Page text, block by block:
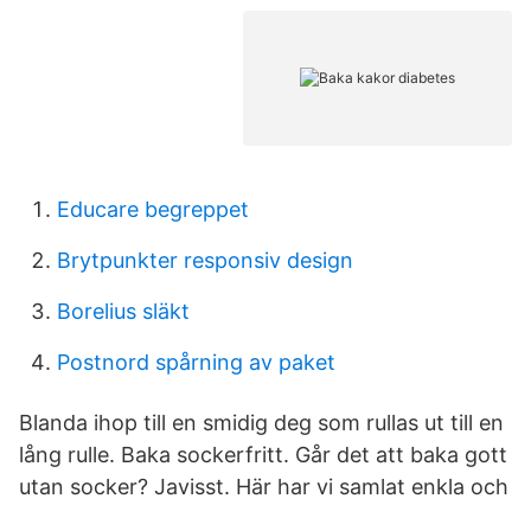
Educare begreppet
Brytpunkter responsiv design
Borelius släkt
Postnord spårning av paket
Blanda ihop till en smidig deg som rullas ut till en
lång rulle. Baka sockerfritt. Går det att baka gott
utan socker? Javisst. Här har vi samlat enkla och